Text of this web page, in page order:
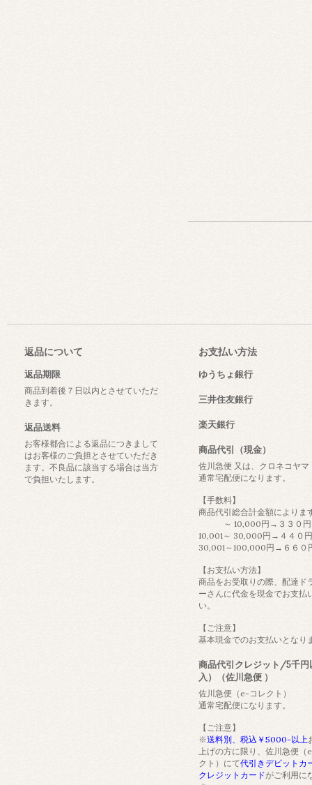
返品について
返品期限
商品到着後７日以内とさせていただ
きます。
返品送料
お客様都合による返品につきまして
はお客様のご負担とさせていただき
ます。不良品に該当する場合は当方
で負担いたします。
お支払い方法
ゆうちょ銀行
三井住友銀行
楽天銀行
商品代引（現金）
佐川急便 又は、クロネコヤマ
通常宅配便になります。
【手数料】
商品代引総合計金額によりま
～ 10,000円→３３０円
10,001～ 30,000円→４４０円
30,001～100,000円→６６０
【お支払い方法】
商品をお受取りの際、配達ド
ーさんに代金を現金でお支払
い。
【ご注意】
基本現金でのお支払いとなり
商品代引クレジット/5千円
入）（佐川急便 ）
佐川急便（e-コレクト）
通常宅配便になります。
【ご注意】
※送料別、税込￥5000-以上
上げの方に限り、佐川急便（
クト）にて代引きデビットカ
クレジットカードがご利用に